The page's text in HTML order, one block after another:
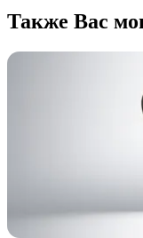
Также Вас